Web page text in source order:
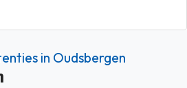
in Oudsbergen